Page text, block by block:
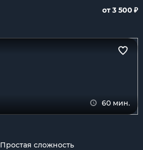
от 3 500 ₽
60 мин.
Простая сложность